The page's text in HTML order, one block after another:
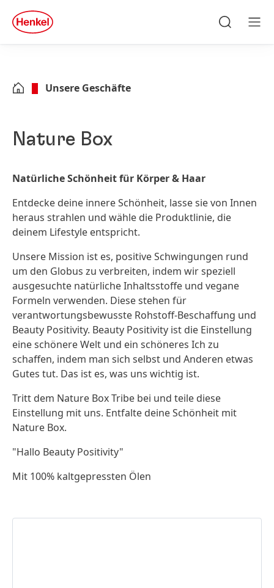
Zu Footer springen
quick
search
Unsere Geschäfte
Nature Box
Natürliche Schönheit für Körper & Haar
Entdecke deine innere Schönheit, lasse sie von Innen
heraus strahlen und wähle die Produktlinie, die
deinem Lifestyle entspricht.
Unsere Mission ist es, positive Schwingungen rund
um den Globus zu verbreiten, indem wir speziell
ausgesuchte natürliche Inhaltsstoffe und vegane
Formeln verwenden. Diese stehen für
verantwortungsbewusste Rohstoff-Beschaffung und
Beauty Positivity. Beauty Positivity ist die Einstellung
eine schönere Welt und ein schöneres Ich zu
schaffen, indem man sich selbst und Anderen etwas
Gutes tut. Das ist es, was uns wichtig ist.
Tritt dem Nature Box Tribe bei und teile diese
Einstellung mit uns. Entfalte deine Schönheit mit
Nature Box.
"Hallo Beauty Positivity"
Mit 100% kaltgepressten Ölen